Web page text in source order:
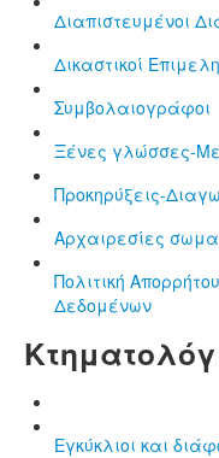
Διαπιστευμένοι
Δικαστικοί
Συμβολαιογράφοι
Ξένες γλώσσες-
Προκηρύξεις-
Αρχαιρεσίες
Πολιτική
Δεδομένων
Εγκύκλιοι και